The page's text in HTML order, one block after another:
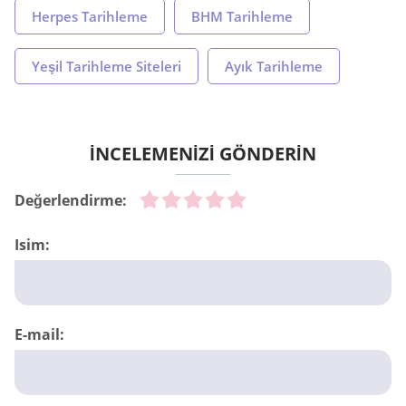
Herpes Tarihleme BHM Tarihleme
Yeşil Tarihleme Siteleri Ayık Tarihleme
İNCELEMENİZİ GÖNDERİN
Değerlendirme:
Isim:
E-mail: